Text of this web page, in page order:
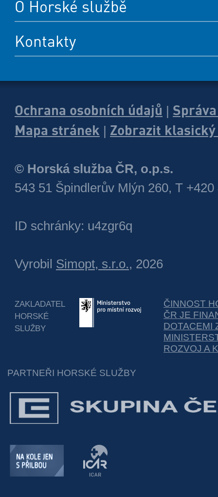
O Horské službě
Kontakty
Ochrana osobních údajů
Mapa stránek
Zobrazit
© Horská služba ČR, o.p.s.
543 51 Špindlerův Mlýn 260, T +420
ID schránky: u4zgr6q
Vyrobil Simopt, s.r.o., 2026
ZAKLADATEL
HORSKÉ
SLUŽBY
ČINNOST
ČR JE
DOTACEMI
ROZVOJ A
PARTNEŘI HORSKÉ SLUŽBY